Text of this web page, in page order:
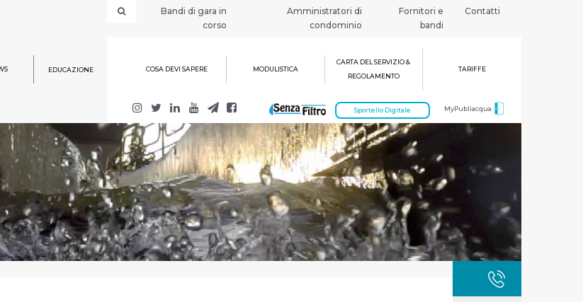
Bandi di gara in
corso
Amministratori di
condominio
Fornitori e
bandi
Contatti
EDUCAZIONE COSA DEVI SAPERE MODULISTICA
CARTA DEL SERVIZIO &
REGOLAMENTO
TARIFFE
MyPubliacqua
Sportello Digitale